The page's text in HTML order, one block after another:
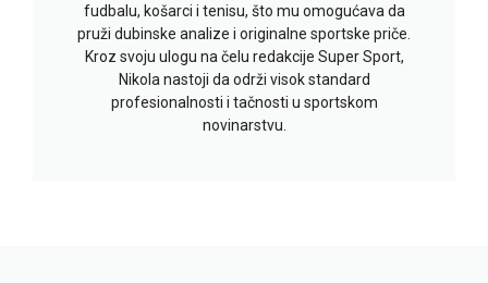
fudbalu, košarci i tenisu, što mu omogućava da
pruži dubinske analize i originalne sportske priče.
Kroz svoju ulogu na čelu redakcije Super Sport,
Nikola nastoji da održi visok standard
profesionalnosti i tačnosti u sportskom
novinarstvu.